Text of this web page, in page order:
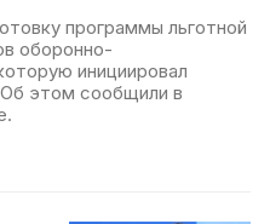
программы льготной
оборонно-
инициировал
этом сообщили в